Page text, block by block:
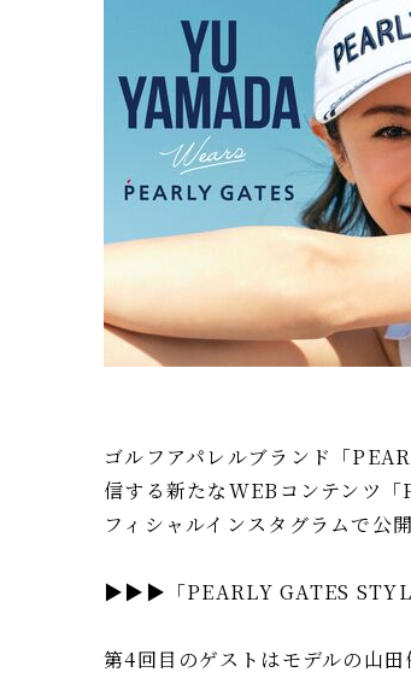
ゴルフアパレルブランド「
信する新たなWEBコンテンツ
フィシャルインスタグラムで公
▶▶▶「PEARLY GATES
第4回目のゲストはモデルの山田